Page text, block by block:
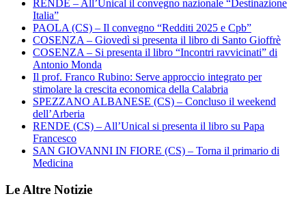
RENDE – All’Unical il convegno nazionale “Destinazione
Italia”
PAOLA (CS) – Il convegno “Redditi 2025 e Cpb”
COSENZA – Giovedì si presenta il libro di Santo Gioffrè
COSENZA – Si presenta il libro “Incontri ravvicinati” di
Antonio Monda
Il prof. Franco Rubino: Serve approccio integrato per
stimolare la crescita economica della Calabria
SPEZZANO ALBANESE (CS) – Concluso il weekend
dell’Arberia
RENDE (CS) – All’Unical si presenta il libro su Papa
Francesco
SAN GIOVANNI IN FIORE (CS) – Torna il primario di
Medicina
Le Altre Notizie